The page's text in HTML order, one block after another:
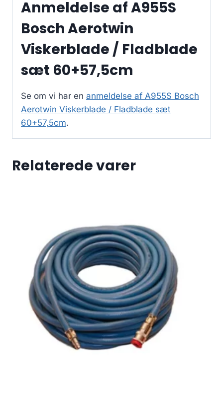
Anmeldelse af A955S
Bosch Aerotwin
Viskerblade / Fladblade
sæt 60+57,5cm
Se om vi har en anmeldelse af A955S Bosch
Aerotwin Viskerblade / Fladblade sæt
60+57,5cm.
Relaterede varer